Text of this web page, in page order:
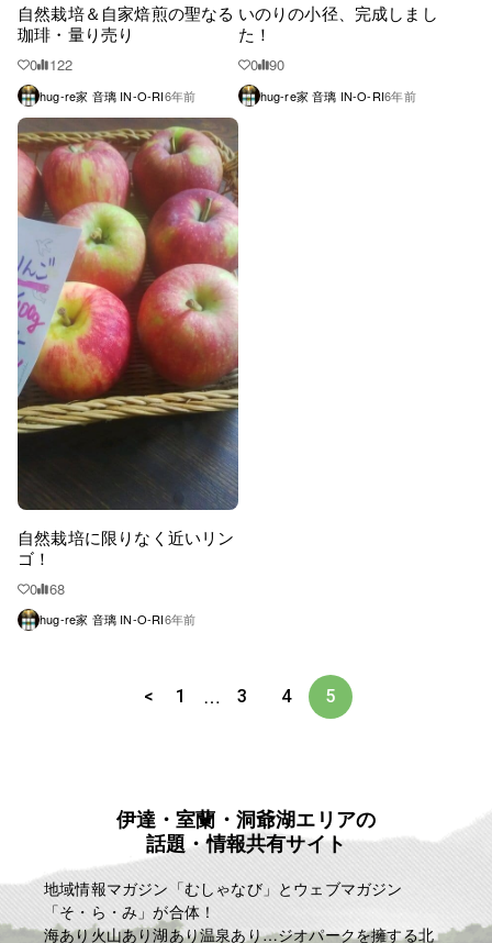
自然栽培＆自家焙煎の聖なる
珈琲・量り売り
0 122
hug-re家 音璃 IN-O-RI6年前
いのりの小径、完成しまし
た！
0 90
hug-re家 音璃 IN-O-RI6年前
自然栽培に限りなく近いリン
ゴ！
0 68
hug-re家 音璃 IN-O-RI6年前
< 1 … 3 4 5
伊達・室蘭・洞爺湖エリアの
話題・情報共有サイト
地域情報マガジン「むしゃなび」とウェブマガジン
「そ・ら・み」が合体！
海あり火山あり湖あり温泉あり…ジオパークを擁する北